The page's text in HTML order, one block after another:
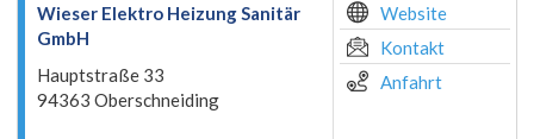
Wieser Elektro Heizung Sanitär
GmbH
Hauptstraße 33
94363 Oberschneiding
Website
Kontakt
Anfahrt